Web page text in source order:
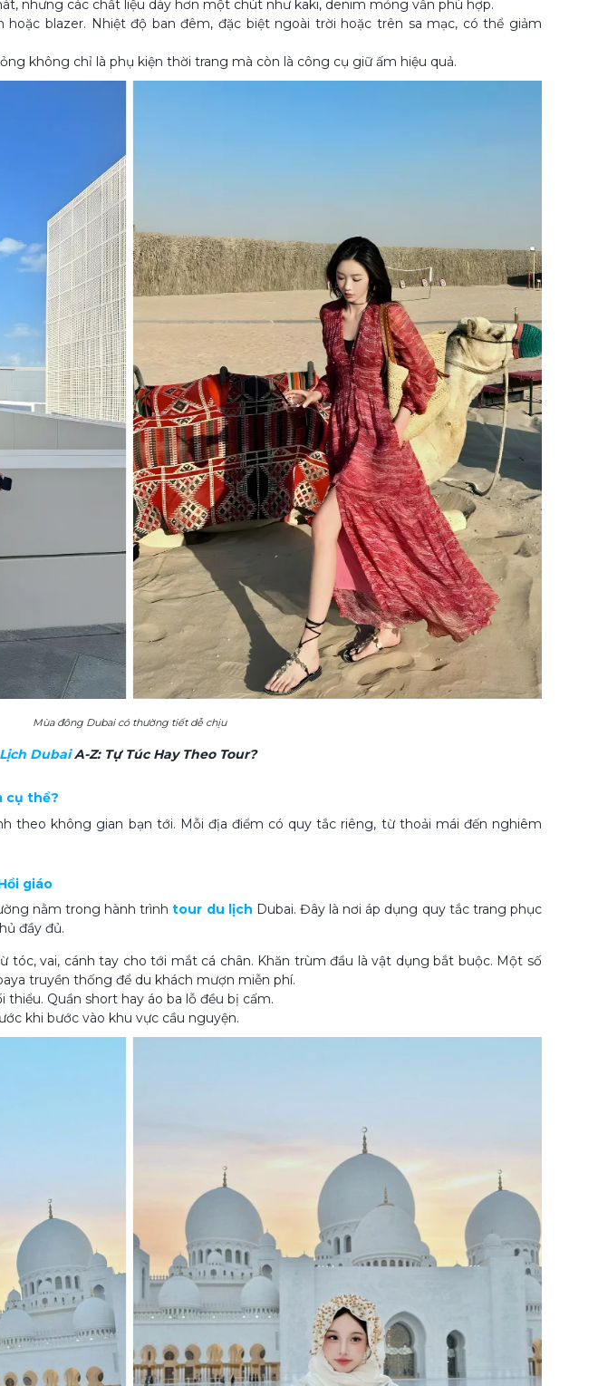
nhưng các chất liệu dày hơn một chút như kaki, denim mỏng vẫn phù hợp.
hoặc blazer. Nhiệt độ ban đêm, đặc biệt ngoài trời hoặc trên sa mạc, có thể giảm
không chỉ là phụ kiện thời trang mà còn là công cụ giữ ấm hiệu quả.
Mùa đông Dubai có thường tiết dễ chịu
Dubai​ A-Z: Tự Túc Hay Theo Tour?
cụ thể?
theo không gian bạn tới. Mỗi địa điểm có quy tắc riêng, từ thoải mái đến nghiêm
giáo
nằm trong hành trìnhtour du lịch Dubai. Đây là nơi áp dụng quy tắc trang phục
đầy đủ.
tóc, vai, cánh tay cho tới mắt cá chân. Khăn trùm đầu là vật dụng bắt buộc. Một số
truyền thống để du khách mượn miễn phí.
thiểu. Quần short hay áo ba lỗ đều bị cấm.
khi bước vào khu vực cầu nguyện.